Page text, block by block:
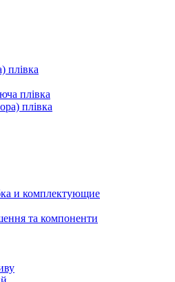
плівка
плівка
плівка
и комплектующие
та компоненти